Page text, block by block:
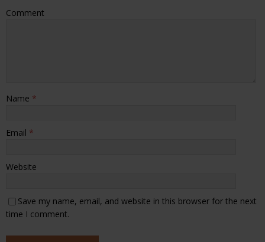
Comment
Name *
Email *
Website
Save my name, email, and website in this browser for the next
time I comment.